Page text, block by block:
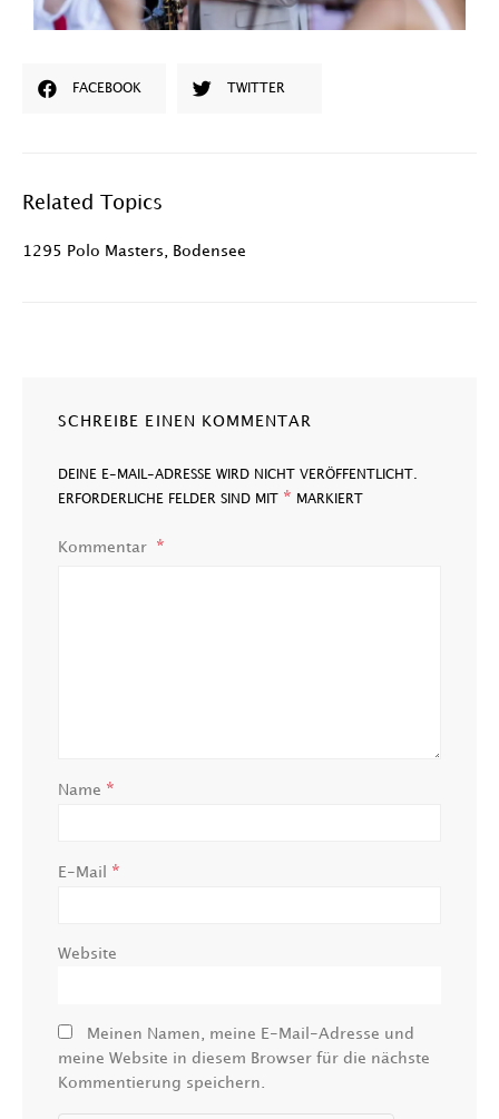
FACEBOOK TWITTER
Related Topics
1295 Polo Masters Bodensee
SCHREIBE EINEN KOMMENTAR
DEINE E-MAIL-ADRESSE WIRD NICHT VERÖFFENTLICHT.
ERFORDERLICHE FELDER SIND MIT * MARKIERT
Kommentar
Name *
E-Mail *
Website
Meinen Namen, meine E-Mail-Adresse und
meine Website in diesem Browser für die nächste
Kommentierung speichern.